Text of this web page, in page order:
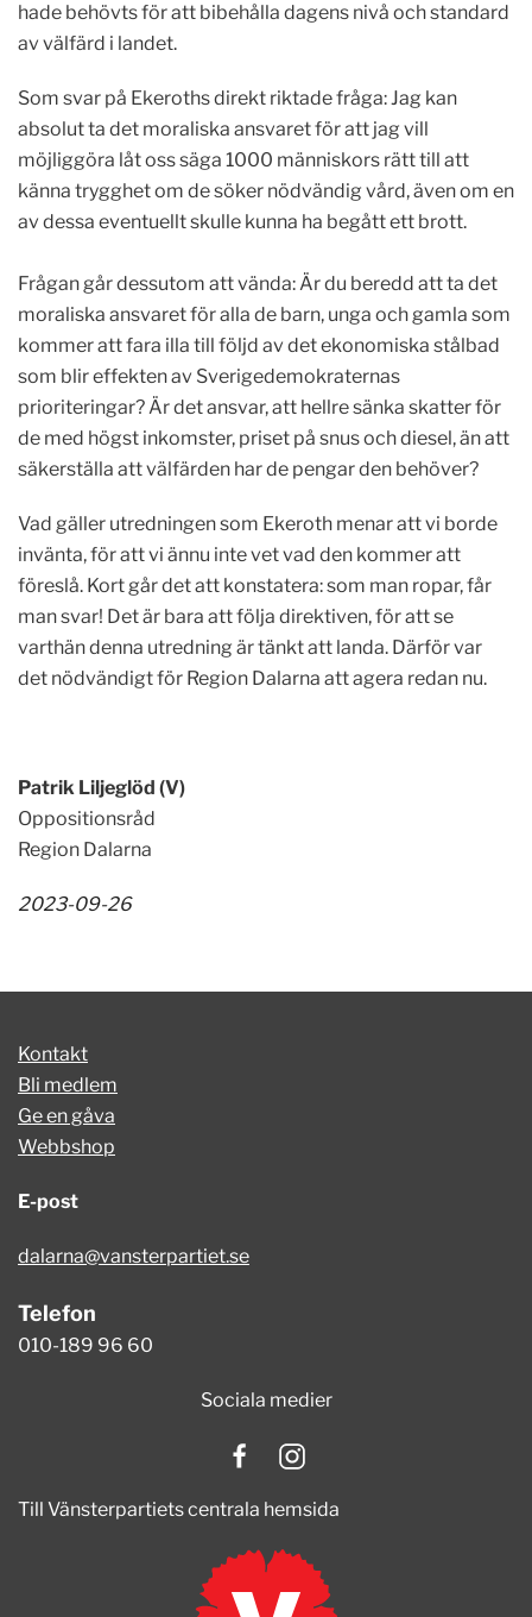
hade behövts för att bibehålla dagens nivå och standard
av välfärd i landet.
Som svar på Ekeroths direkt riktade fråga: Jag kan
absolut ta det moraliska ansvaret för att jag vill
möjliggöra låt oss säga 1000 människors rätt till att
känna trygghet om de söker nödvändig vård, även om en
av dessa eventuellt skulle kunna ha begått ett brott.
Frågan går dessutom att vända: Är du beredd att ta det
moraliska ansvaret för alla de barn, unga och gamla som
kommer att fara illa till följd av det ekonomiska stålbad
som blir effekten av Sverigedemokraternas
prioriteringar? Är det ansvar, att hellre sänka skatter för
de med högst inkomster, priset på snus och diesel, än att
säkerställa att välfärden har de pengar den behöver?
Vad gäller utredningen som Ekeroth menar att vi borde
invänta, för att vi ännu inte vet vad den kommer att
föreslå. Kort går det att konstatera: som man ropar, får
man svar! Det är bara att följa direktiven, för att se
varthän denna utredning är tänkt att landa. Därför var
det nödvändigt för Region Dalarna att agera redan nu.
Patrik Liljeglöd (V)
Oppositionsråd
Region Dalarna
2023-09-26
Kontakt
Bli medlem
Ge en gåva
Webbshop
E-post
dalarna@vansterpartiet.se
Telefon
010-189 96 60
Sociala medier
Till Vänsterpartiets centrala hemsida